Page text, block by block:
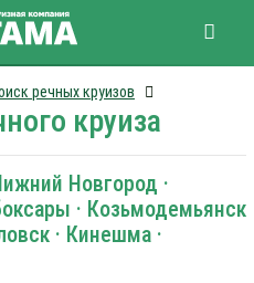
речных круизов
круиза
Новгород ·
· Козьмодемьянск
· Кинешма ·